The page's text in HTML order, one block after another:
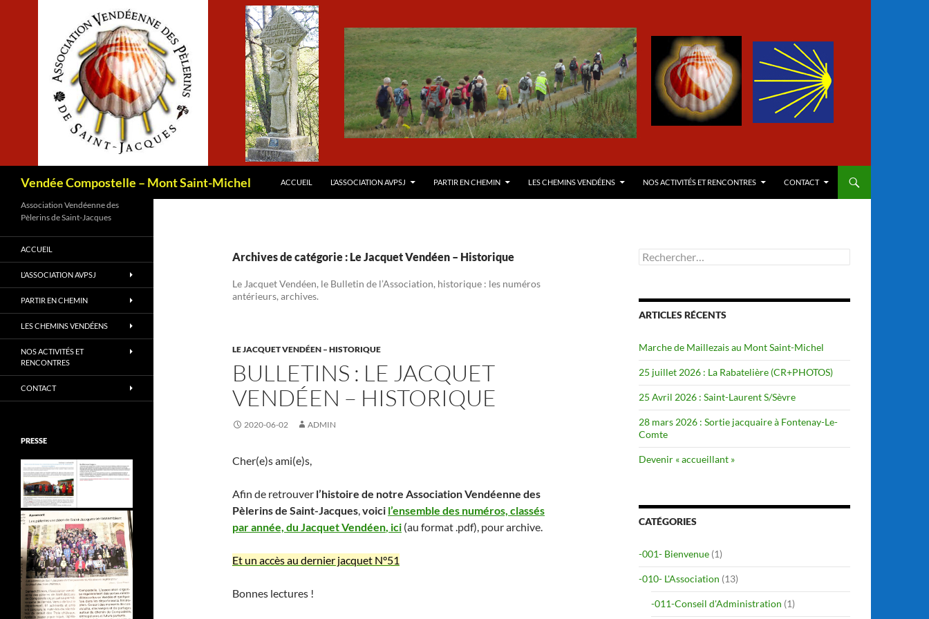
Vendée Compostelle – Mont Saint-Michel
ACCUEIL
L’ASSOCIATION AVPSJ PARTIR EN CHEMIN LES CHEMINS VENDÉENS NOS ACTIVITÉS ET RENCONTRES CONTACT
Archives de catégorie : Le Jacquet Vendéen – Historique
Le Jacquet Vendéen, le Bulletin de l’Association, historique : les numéros
antérieurs, archives.
LE JACQUET VENDÉEN – HISTORIQUE
BULLETINS : LE JACQUET
VENDÉEN – HISTORIQUE
2020-06-02 ADMIN
Cher(e)s ami(e)s,
Afin de retrouver l’histoire de notre Association Vendéenne des
Pèlerins de Saint-Jacques,voici l’ensemble des numéros, classés
par année, du Jacquet Vendéen, ici (au format .pdf), pour archive.
Et un accès au dernier jacquet N°51
Bonnes lectures !
Rechercher :
ARTICLES RÉCENTS
Marche de Maillezais au Mont Saint-Michel
25 juillet 2026 : La Rabatelière (CR+PHOTOS)
25 Avril 2026 : Saint-Laurent S/Sèvre
28 mars 2026 : Sortie jacquaire à Fontenay-Le-
Comte
Devenir « accueillant »
CATÉGORIES
-001- Bienvenue (1)
-010- L'Association (13)
-011-Conseil d'Administration (1)
Association Vendéenne des
Pèlerins de Saint-Jacques
ACCUEIL
L’ASSOCIATION AVPSJ
PARTIR EN CHEMIN
LES CHEMINS VENDÉENS
NOS ACTIVITÉS ET
RENCONTRES
CONTACT
PRESSE